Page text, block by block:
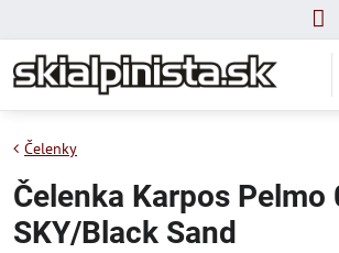
Čelenky
Čelenka Karpos Pelmo
SKY/Black Sand